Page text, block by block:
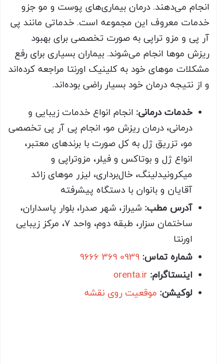
انجام می‌دهند. درمان بیماری‌های پوست و مو جزو
خدمات معروف این مجموعه است. خدماتی مانند پی
آر پی و مزو تراپی به صورت تخصصی برای بهبود
ریزش موها انجام می‌شوند. بیماران بسیاری برای رفع
مشکلات موهای خود به کلینیک اورنتا مراجعه کرده‌اند
و از نتیجه درمان خود بسیار راضی بوده‌اند.
خدمات درمانی: انجام انواع خدمات زیبایی و
درمانی، درمان ریزش مو، انجام پی آر پی تخصصی
مو، تزریق ژل به کل صورت با برندهای معتبر،
انواع ژل و بوتاکس و فیلر، مزوتراپی و
میکرونیدلینگ، خال‌برداری، لیزر موهای زائد
آقایان و بانوان با دستگاه پیشرفته
آدرس مطب: شیراز، شهر صدرا، بلوار پاسداران،
ساختمان سزار، طبقه دوم، واحد 7، مرکز زیبایی
اورنتا
شماره تماس:
اینستاگرام: orenta.ir
لوکیشن: موقعیت روی نقشه